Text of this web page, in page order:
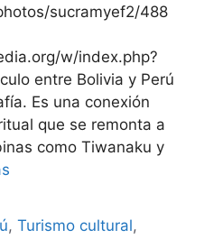
sucramyef2/488
w/index.php?
entre Bolivia y Perú
Es una conexión
que se remonta a
como Tiwanaku y
,Turismo cultural,